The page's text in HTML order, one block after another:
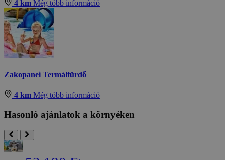
4 km Még több információ
Zakopanei Termálfürdő
4 km Még több információ
Hasonló ajánlatok a környéken